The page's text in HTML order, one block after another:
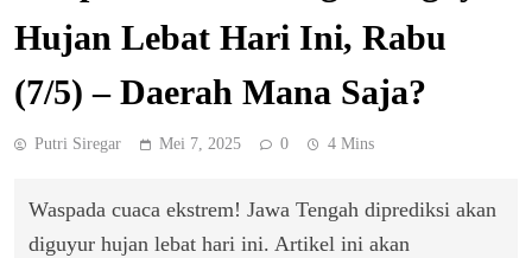
Hujan Lebat Hari Ini, Rabu
(7/5) – Daerah Mana Saja?
Putri Siregar Mei 7, 2025 0 4 Mins
Waspada cuaca ekstrem! Jawa Tengah diprediksi akan
diguyur hujan lebat hari ini. Artikel ini akan